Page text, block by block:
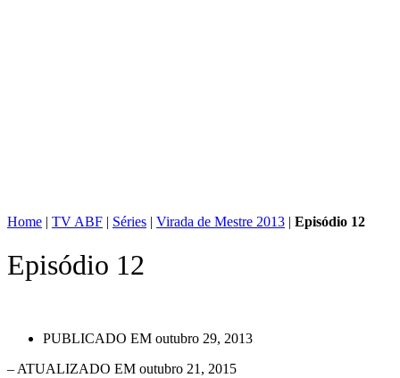
Home | TV ABF | Séries | Virada de Mestre 2013 | Episódio 12
Episódio 12
PUBLICADO EM outubro 29, 2013
– ATUALIZADO EM outubro 21, 2015